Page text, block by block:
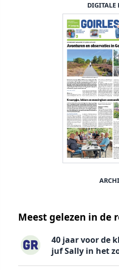
DIGITALE
Meest gelezen in de
40 jaar voor de
juf Sally in het